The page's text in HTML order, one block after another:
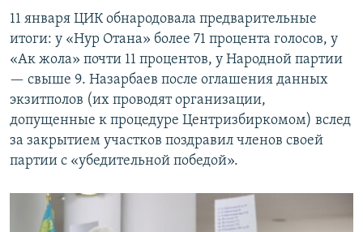
11 января ЦИК обнародовала предварительные
итоги: у «Нур Отана» более 71 процента голосов, у
«Ак жола» почти 11 процентов, у Народной партии
— свыше 9. Назарбаев после оглашения данных
экзитполов (их проводят организации,
допущенные к процедуре Центризбиркомом) вслед
за закрытием участков поздравил членов своей
партии с «убедительной победой».